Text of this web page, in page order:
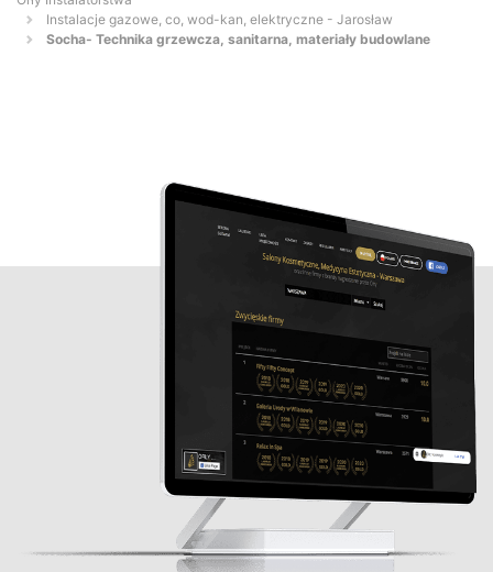
Instalacje gazowe, co, wod-kan, elektryczne - Jarosław
Socha- Technika grzewcza, sanitarna, materiały budowlane